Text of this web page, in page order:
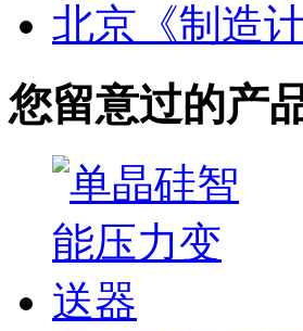
北京《制造
您留意过的产